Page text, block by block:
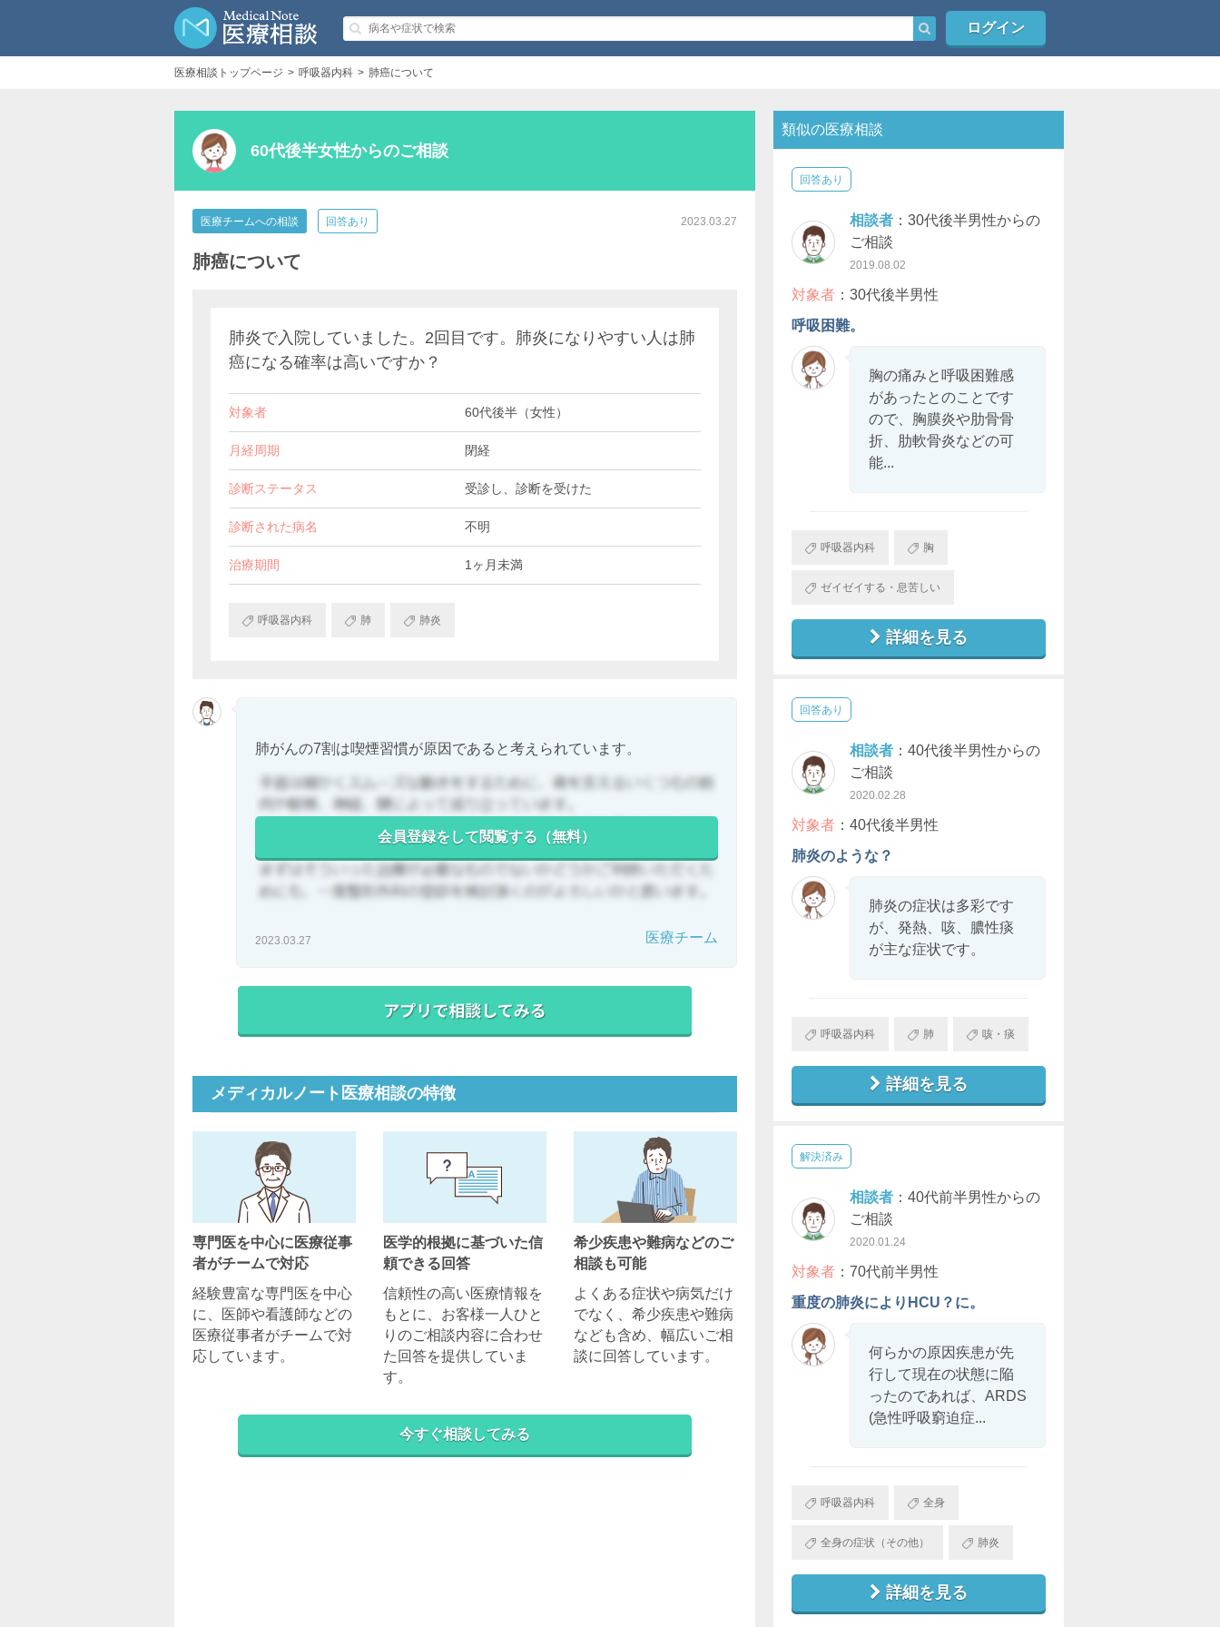
ログイン
医療相談トップページ 呼吸器内科 肺癌について
60代後半女性からのご相談
医療チームへの相談 回答あり 2023.03.27
肺癌について
肺炎で入院していました。2回目です。肺炎になりやすい人は肺
癌になる確率は高いですか？
対象者 60代後半（女性）
月経周期 閉経
診断ステータス 受診し、診断を受けた
診断された病名 不明
治療期間 1ヶ月未満
呼吸器内科 肺 肺炎
肺がんの7割は喫煙習慣が原因であると考えられています。
会員登録をして閲覧する（無料）
2023.03.27 医療チーム
メディカルノート医療相談の特徴
専門医を中心に医療従事
者がチームで対応
経験豊富な専門医を中心
に、医師や看護師などの
医療従事者がチームで対
応しています。
医学的根拠に基づいた信
頼できる回答
信頼性の高い医療情報を
もとに、お客様一人ひと
りのご相談内容に合わせ
た回答を提供していま
す。
希少疾患や難病などのご
相談も可能
よくある症状や病気だけ
でなく、希少疾患や難病
なども含め、幅広いご相
談に回答しています。
今すぐ相談してみる
類似の医療相談
回答あり
相談者：30代後半男性からの
ご相談
2019.08.02
対象者：30代後半男性
呼吸困難。
胸の痛みと呼吸困難感
があったとのことです
ので、胸膜炎や肋骨骨
折、肋軟骨炎などの可
能...
呼吸器内科 胸
ゼイゼイする・息苦しい
詳細を見る
回答あり
相談者：40代後半男性からの
ご相談
2020.02.28
対象者：40代後半男性
肺炎のような？
肺炎の症状は多彩です
が、発熱、咳、膿性痰
が主な症状です。
呼吸器内科 肺 咳・痰
詳細を見る
解決済み
相談者：40代前半男性からの
ご相談
2020.01.24
対象者：70代前半男性
重度の肺炎によりHCU？に。
何らかの原因疾患が先
行して現在の状態に陥
ったのであれば、ARDS
(急性呼吸窮迫症...
呼吸器内科 全身
全身の症状（その他） 肺炎
詳細を見る